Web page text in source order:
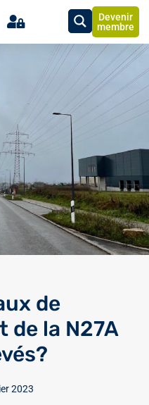
Devenir
membre
de
de la N27A
2023